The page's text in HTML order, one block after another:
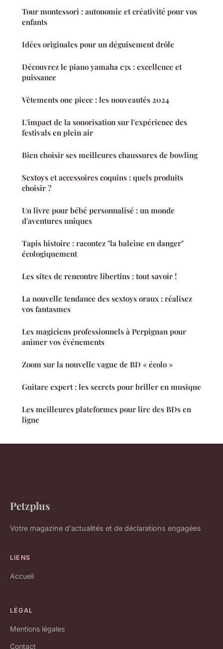
Tour montessori : autonomie et créativité pour vos
enfants
Idées originales pour un déguisement drôle
Découvrez le piano yamaha c3x : excellence et
puissance
Vêtements one piece : les nouveautés 2024
L'impact de la sonorisation sur l'expérience des
festivals en plein air
Bien choisir ses meilleures chaussures de bowling
Sextoys et accessoires coquins : quels produits
choisir ?
Un livre pour bébé personnalisé : un monde
d'aventures uniques
Tapis histoire : racontez "la baleine en danger"
écologiquement
Les sites de rencontre libertins : tout savoir !
La nouvelle tendance des sextoys oraux : réalisez
vos fantasmes
Les magiciens professionnels à Perpignan pour
animer vos événements
Zoom sur la nouvelle vague de BD « écolo »
Guitare expert : les secrets pour briller en musique
Les meilleures plateformes pour lire des BDs en
ligne
Petzplus
Votre magazine d'actualités et de déclarations engagées
LIENS
Accueil
LÉGAL
Mentions légales
Contact